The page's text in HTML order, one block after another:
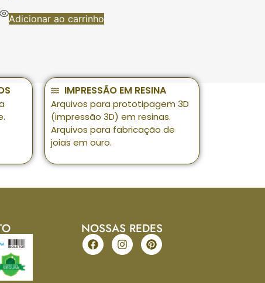
Adicionar ao carrinho
IMPRESSÃO EM RESINA
Arquivos para prototipagem 3D
(impressão 3D) em resinas.
Arquivos para fabricação de
joias em ouro.
NOSSAS REDES